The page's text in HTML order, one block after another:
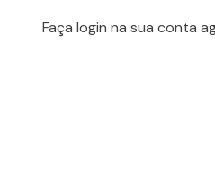
Faça login na sua conta